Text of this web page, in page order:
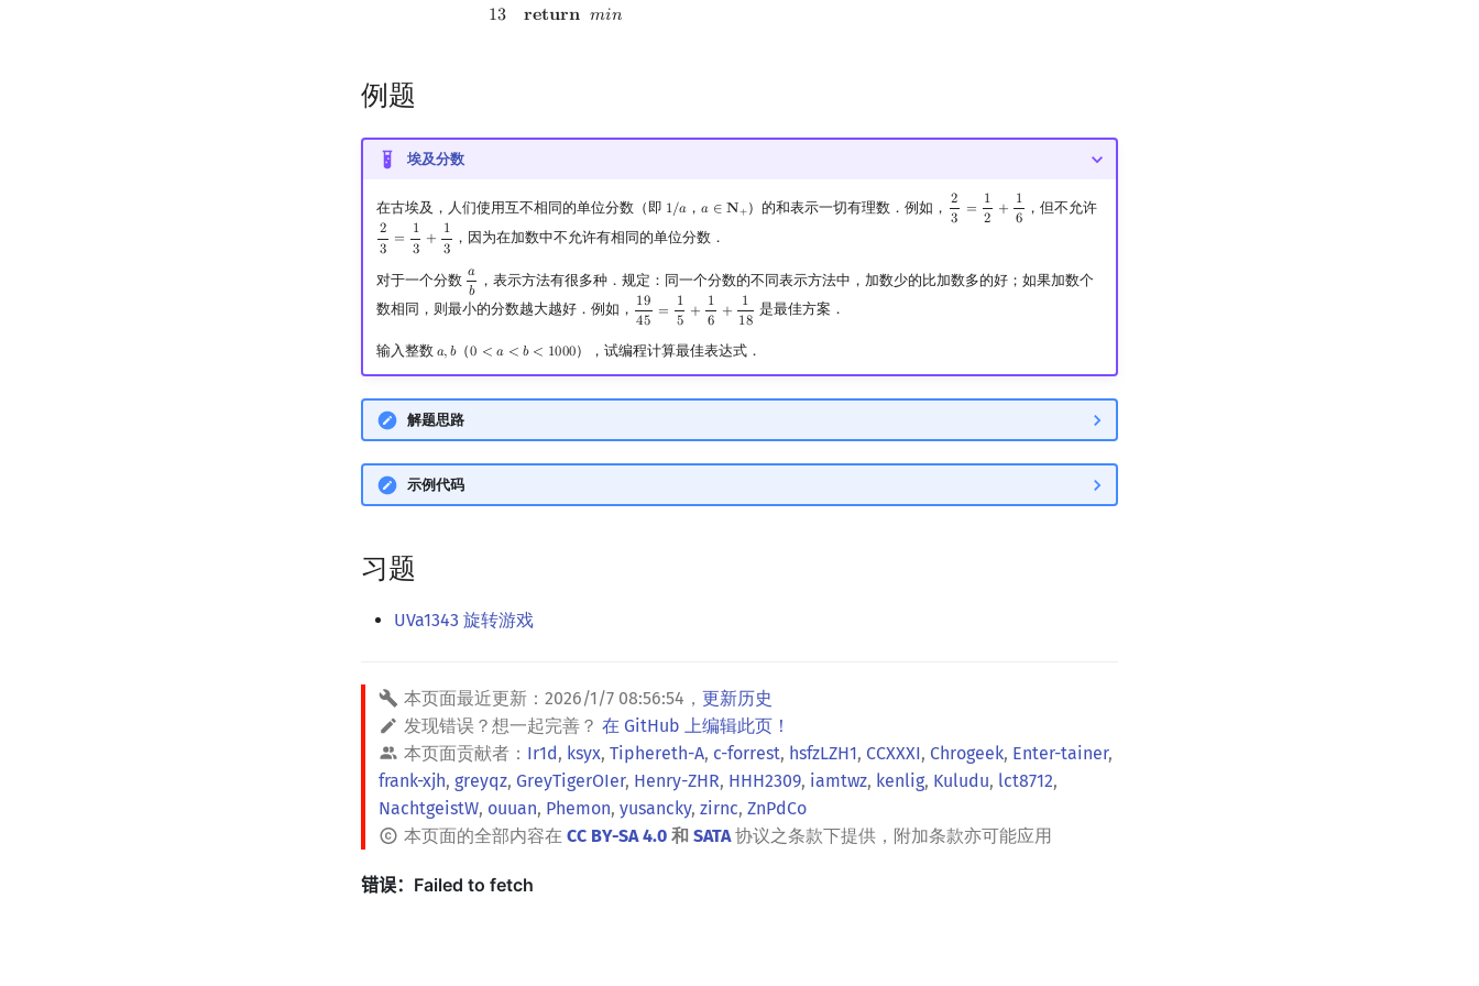
13 𝐫𝐞𝐭𝐮𝐫𝐧 𝑚𝑖𝑛
例题
埃及分数
在古埃及，人们使用互不相同的单位分数（即 1/𝑎
1/a ，𝑎 ∈ 𝐍+
a ∈N+ ）的和表示一切有理数．例如， 2
3 = 1
2 + 1
6
23 =12 +1 6 ，但不允许
2
3 = 1
3 + 1
3
23 =13 +1 3 ，因为在加数中不允许有相同的单位分数．
对于一个分数 𝑎
𝑏
ab ，表示方法有很多种．规定：同一个分数的不同表示方法中，加数少的比加数多的好；如果加数个
数相同，则最小的分数越大越好．例如， 19
45 = 1
5 + 1
6 + 1
18
1945= 15+ 16 +118 是最佳方案．
输入整数 𝑎,𝑏
a, b（0 < 𝑎 < 𝑏 < 1000
0 <a <b <1000 ），试编程计算最佳表达式．
解题思路
示例代码
习题
UVa1343 旋转游戏
本页面最近更新： 2026/1/7 08:56:54 ， 更新历史
发现错误？想一起完善？ 在 GitHub 上编辑此页！
本页面贡献者： Ir1d, ksyx, Tiphereth-A, c-forrest, hsfzLZH1, CCXXXI, Chrogeek, Enter-tainer,
frank-xjh, greyqz, GreyTigerOIer, Henry-ZHR, HHH2309, iamtwz, kenlig, Kuludu, lct8712,
NachtgeistW, ouuan, Phemon, yusancky, zirnc, ZnPdCo
本页面的全部内容在 CC BY-SA 4.0 和 SATA协议之条款下提供，附加条款亦可能应用